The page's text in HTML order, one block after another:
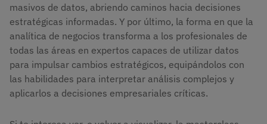
masivos de datos, abriendo caminos hacia decisiones
estratégicas informadas. Y por último, la forma en que la
analítica de negocios transforma a los profesionales de
todas las áreas en expertos capaces de utilizar datos
para impulsar cambios estratégicos, equipándolos con
las habilidades para interpretar análisis complejos y
aplicarlos a decisiones empresariales críticas.